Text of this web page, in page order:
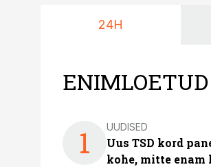
24H
ENIMLOETUD
1 UUDISED
Uus TSD kord
kohe, mitte enam